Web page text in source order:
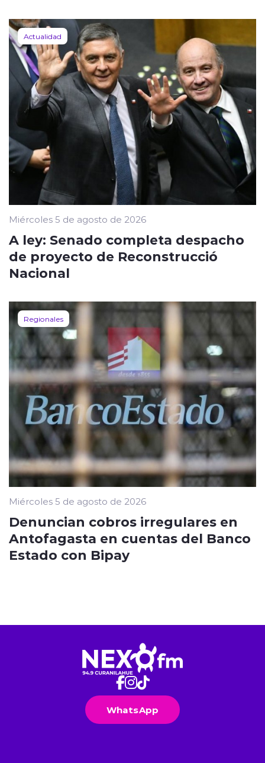
Actualidad
Miércoles 5 de agosto de 2026
A ley: Senado completa despacho
de proyecto de Reconstrucció
Nacional
Regionales
Miércoles 5 de agosto de 2026
Denuncian cobros irregulares en
Antofagasta en cuentas del Banco
Estado con Bipay
WhatsApp